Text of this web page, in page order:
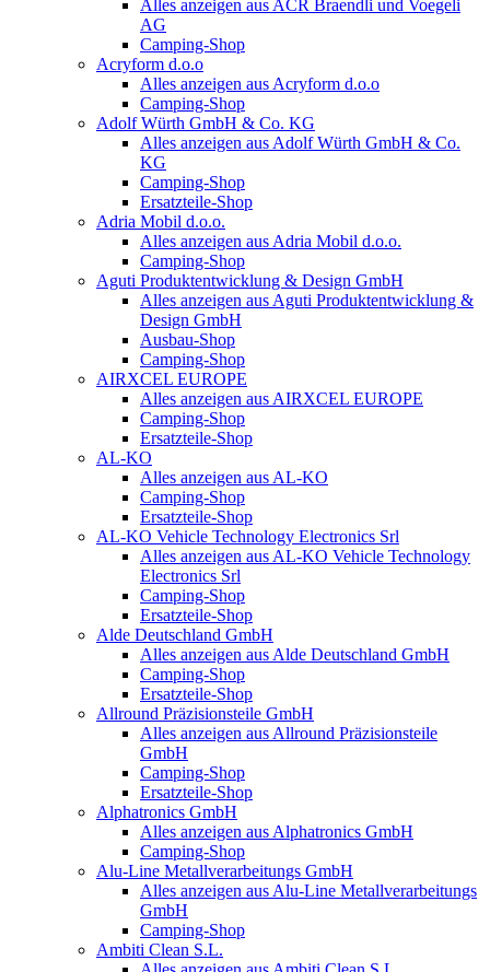
Alles anzeigen aus ACR Braendli und Voegeli
AG
Camping-Shop
Acryform d.o.o
Alles anzeigen aus Acryform d.o.o
Camping-Shop
Adolf Würth GmbH & Co. KG
Alles anzeigen aus Adolf Würth GmbH & Co.
KG
Camping-Shop
Ersatzteile-Shop
Adria Mobil d.o.o.
Alles anzeigen aus Adria Mobil d.o.o.
Camping-Shop
Aguti Produktentwicklung & Design GmbH
Alles anzeigen aus Aguti Produktentwicklung &
Design GmbH
Ausbau-Shop
Camping-Shop
AIRXCEL EUROPE
Alles anzeigen aus AIRXCEL EUROPE
Camping-Shop
Ersatzteile-Shop
AL-KO
Alles anzeigen aus AL-KO
Camping-Shop
Ersatzteile-Shop
AL-KO Vehicle Technology Electronics Srl
Alles anzeigen aus AL-KO Vehicle Technology
Electronics Srl
Camping-Shop
Ersatzteile-Shop
Alde Deutschland GmbH
Alles anzeigen aus Alde Deutschland GmbH
Camping-Shop
Ersatzteile-Shop
Allround Präzisionsteile GmbH
Alles anzeigen aus Allround Präzisionsteile
GmbH
Camping-Shop
Ersatzteile-Shop
Alphatronics GmbH
Alles anzeigen aus Alphatronics GmbH
Camping-Shop
Alu-Line Metallverarbeitungs GmbH
Alles anzeigen aus Alu-Line Metallverarbeitungs
GmbH
Camping-Shop
Ambiti Clean S.L.